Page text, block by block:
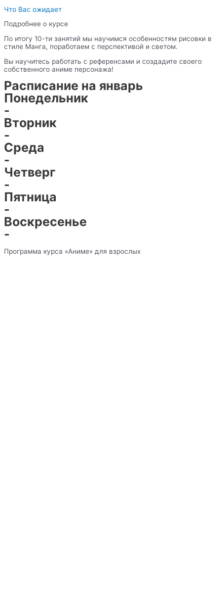
Что Вас ожидает
Подробнее о курсе
По итогу 10-ти занятий мы научимся особенностям рисовки в
стиле Манга, поработаем с перспективой и светом.
Вы научитесь работать с референсами и создадите своего
собственного аниме персонажа!
Расписание на январь
Понедельник
-
Вторник
-
Среда
-
Четверг
-
Пятница
-
Воскресенье
-
Программа курса «Аниме» для взрослых